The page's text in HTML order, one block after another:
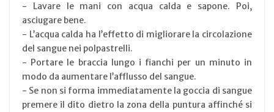
- Lavare le mani con acqua calda e sapone. Poi,
asciugare bene.
- L’acqua calda ha l’effetto di migliorare la circolazione
del sangue nei polpastrelli.
- Portare le braccia lungo i fianchi per un minuto in
modo da aumentare l’afflusso del sangue.
- Se non si forma immediatamente la goccia di sangue
premere il dito dietro la zona della puntura affinché si